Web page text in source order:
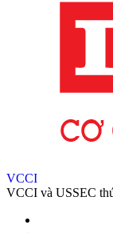
VCCI
VCCI và USSEC